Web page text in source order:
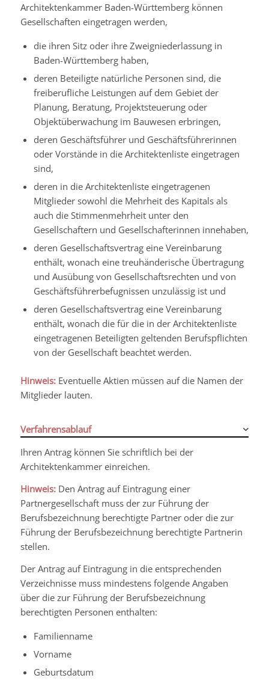
Architektenkammer Baden-Württemberg können
Gesellschaften eingetragen werden,
die ihren Sitz oder ihre Zweigniederlassung in
Baden-Württemberg haben,
deren Beteiligte natürliche Personen sind, die
freiberufliche Leistungen auf dem Gebiet der
Planung, Beratung, Projektsteuerung oder
Objektüberwachung im Bauwesen erbringen,
deren Geschäftsführer und Geschäftsführerinnen
oder Vorstände in die Architektenliste eingetragen
sind,
deren in die Architektenliste eingetragenen
Mitglieder sowohl die Mehrheit des Kapitals als
auch die Stimmenmehrheit unter den
Gesellschaftern und Gesellschafterinnen innehaben,
deren Gesellschaftsvertrag eine Vereinbarung
enthält, wonach eine treuhänderische Übertragung
und Ausübung von Gesellschaftsrechten und von
Geschäftsführerbefugnissen unzulässig ist und
deren Gesellschaftsvertrag eine Vereinbarung
enthält, wonach die für die in der Architektenliste
eingetragenen Beteiligten geltenden Berufspflichten
von der Gesellschaft beachtet werden.
Hinweis:Eventuelle Aktien müssen auf die Namen der
Mitglieder lauten.
Verfahrensablauf
Ihren Antrag können Sie schriftlich bei der
Architektenkammer einreichen.
Hinweis:Den Antrag auf Eintragung einer
Partnergesellschaft muss der zur Führung der
Berufsbezeichnung berechtigte Partner oder die zur
Führung der Berufsbezeichnung berechtigte Partnerin
stellen.
Der Antrag auf Eintragung in die entsprechenden
Verzeichnisse muss mindestens folgende Angaben
über die zur Führung der Berufsbezeichnung
berechtigten Personen enthalten:
Familienname
Vorname
Geburtsdatum